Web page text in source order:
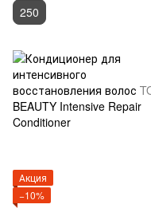
250
Акция
−10%